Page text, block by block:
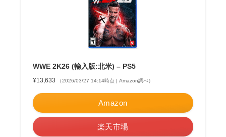
WWE 2K26 (輸入版:北米) – PS5
¥13,633 （2026/03/27 14:14時点 | Amazon調べ）
Amazon
楽天市場